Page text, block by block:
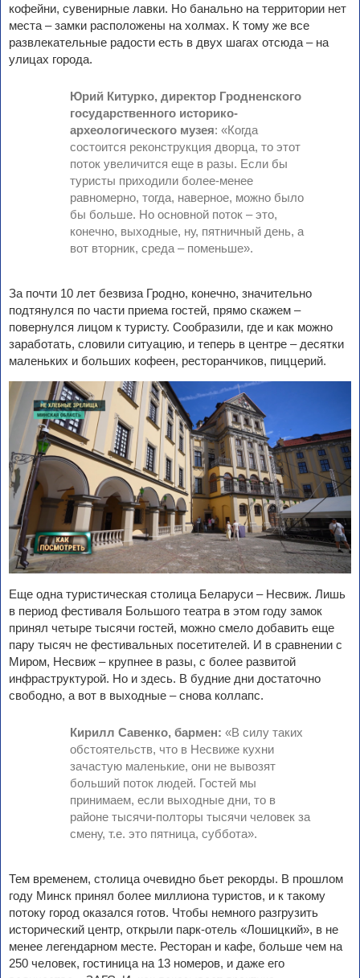
кофейни, сувенирные лавки. Но банально на территории нет
места – замки расположены на холмах. К тому же все
развлекательные радости есть в двух шагах отсюда – на
улицах города.
Юрий Китурко, директор Гродненского
государственного историко-
археологического музея: «Когда
состоится реконструкция дворца, то этот
поток увеличится еще в разы. Если бы
туристы приходили более-менее
равномерно, тогда, наверное, можно было
бы больше. Но основной поток – это,
конечно, выходные, ну, пятничный день, а
вот вторник, среда – поменьше».
За почти 10 лет безвиза Гродно, конечно, значительно
подтянулся по части приема гостей, прямо скажем –
повернулся лицом к туристу. Сообразили, где и как можно
заработать, словили ситуацию, и теперь в центре – десятки
маленьких и больших кофеен, ресторанчиков, пиццерий.
Еще одна туристическая столица Беларуси – Несвиж. Лишь
в период фестиваля Большого театра в этом году замок
принял четыре тысячи гостей, можно смело добавить еще
пару тысяч не фестивальных посетителей. И в сравнении с
Миром, Несвиж – крупнее в разы, с более развитой
инфраструктурой. Но и здесь. В будние дни достаточно
свободно, а вот в выходные – снова коллапс.
Кирилл Савенко, бармен: «В силу таких
обстоятельств, что в Несвиже кухни
зачастую маленькие, они не вывозят
больший поток людей. Гостей мы
принимаем, если выходные дни, то в
районе тысячи-полторы тысячи человек за
смену, т.е. это пятница, суббота».
Тем временем, столица очевидно бьет рекорды. В прошлом
году Минск принял более миллиона туристов, и к такому
потоку город оказался готов. Чтобы немного разгрузить
исторический центр, открыли парк-отель «Лошицкий», в не
менее легендарном месте. Ресторан и кафе, больше чем на
250 человек, гостиница на 13 номеров, и даже его